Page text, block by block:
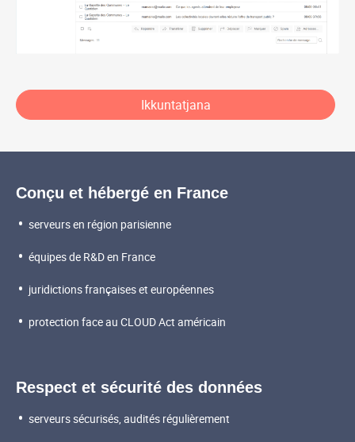
Ikkuntatjana
Les valeurs de Mailo
Conçu et hébergé en France
serveurs en région parisienne
équipes de R&D en France
juridictions françaises et européennes
protection face au CLOUD Act américain
Respect et sécurité des données
serveurs sécurisés, audités régulièrement